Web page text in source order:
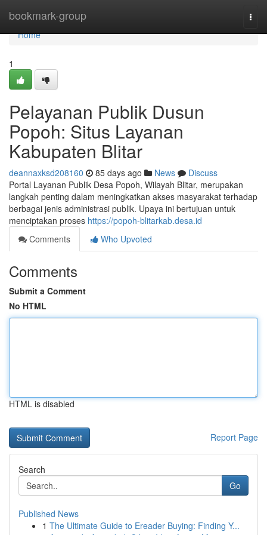
bookmark-group
Home
Home
1
Pelayanan Publik Dusun
Popoh: Situs Layanan
Kabupaten Blitar
deannaxksd208160 85 days ago News
Discuss
Portal Layanan Publik Desa Popoh, Wilayah Blitar, merupakan
langkah penting dalam meningkatkan akses masyarakat terhadap
berbagai jenis administrasi publik. Upaya ini bertujuan untuk
menciptakan proses https://popoh-blitarkab.desa.id
Comments
Who Upvoted
Comments
Submit a Comment
No HTML
HTML is disabled
Report Page
Search
Go
Published News
1 The Ultimate Guide to Ereader Buying: Finding Y...